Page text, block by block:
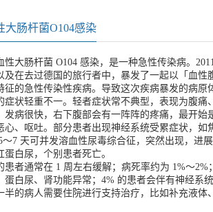
大肠杆菌O104感染
肠杆菌 O104 感染，是一种急性传染病。
及在去过德国的旅行者中，暴发了一起以「血性
征的急性传染性疾病。导致这次疾病暴发的病原
轻重不一。轻者症状常不典型，表现为腹痛
发病很快，右下腹部会有一阵阵的疼痛，最开始
心、呕吐。部分患者出现神经系统受累症状，如
～7 天可并发溶血性尿毒综合征，突然出现，进
蛋白尿，个别患者死亡。
通常在 1 周左右缓解；病死率约为 1%～2%
蛋白尿、肾功能异常；4% 的患者会伴有神经系
半的病人需要住院进行支持治疗，比如补充液体